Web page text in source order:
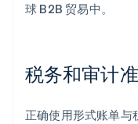
球 B2B 贸易中。
税务和审计
正确使用形式账单与